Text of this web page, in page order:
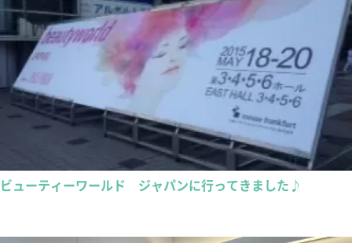
ビューティーワールド ジャパンに行ってきました♪